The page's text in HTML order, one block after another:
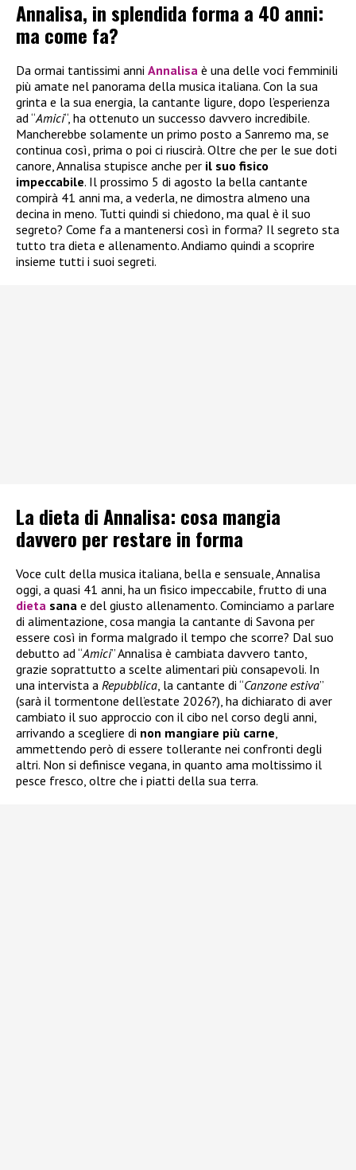
Annalisa, in splendida forma a 40 anni:
ma come fa?
Da ormai tantissimi anni Annalisa è una delle voci femminili
più amate nel panorama della musica italiana. Con la sua
grinta e la sua energia, la cantante ligure, dopo l’esperienza
ad “Amici“, ha ottenuto un successo davvero incredibile.
Mancherebbe solamente un primo posto a Sanremo ma, se
continua così, prima o poi ci riuscirà. Oltre che per le sue doti
canore, Annalisa stupisce anche per il suo fisico
impeccabile. Il prossimo 5 di agosto la bella cantante
compirà 41 anni ma, a vederla, ne dimostra almeno una
decina in meno. Tutti quindi si chiedono, ma qual è il suo
segreto? Come fa a mantenersi così in forma? Il segreto sta
tutto tra dieta e allenamento. Andiamo quindi a scoprire
insieme tutti i suoi segreti.
La dieta di Annalisa: cosa mangia
davvero per restare in forma
Voce cult della musica italiana, bella e sensuale, Annalisa
oggi, a quasi 41 anni, ha un fisico impeccabile, frutto di una
dieta sana e del giusto allenamento. Cominciamo a parlare
di alimentazione, cosa mangia la cantante di Savona per
essere così in forma malgrado il tempo che scorre? Dal suo
debutto ad “Amici” Annalisa è cambiata davvero tanto,
grazie soprattutto a scelte alimentari più consapevoli. In
una intervista a Repubblica, la cantante di “Canzone estiva”
(sarà il tormentone dell’estate 2026?), ha dichiarato di aver
cambiato il suo approccio con il cibo nel corso degli anni,
arrivando a scegliere di non mangiare più carne,
ammettendo però di essere tollerante nei confronti degli
altri. Non si definisce vegana, in quanto ama moltissimo il
pesce fresco, oltre che i piatti della sua terra.